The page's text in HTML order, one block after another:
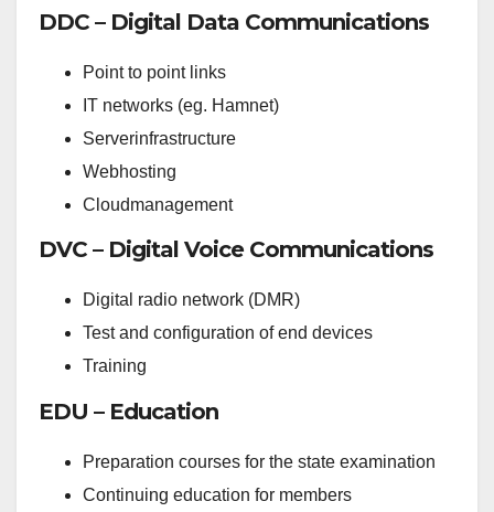
DDC – Digital Data Communications
Point to point links
IT networks (eg. Hamnet)
Serverinfrastructure
Webhosting
Cloudmanagement
DVC – Digital Voice Communications
Digital radio network (DMR)
Test and configuration of end devices
Training
EDU – Education
Preparation courses for the state examination
Continuing education for members